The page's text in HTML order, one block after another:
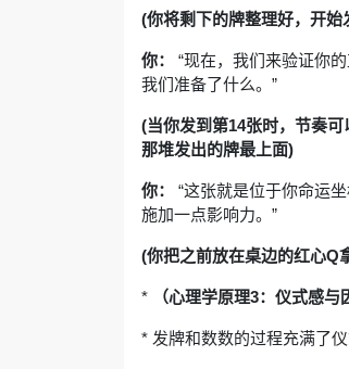
(你将剩下的牌整理好，开
你：
“现在，我们来验证你
我们准备了什么。”
(当你发到第14张时，节奏
那堆发出的牌最上面)
你：
“这张就是位于你命运
施加一点影响力。”
(你把之前放在桌边的红心Q
* （心理学原理3：仪式感与
* 发牌和数数的过程充满了